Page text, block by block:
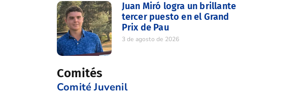
Juan Miró logra un brillante
tercer puesto en el Grand
Prix de Pau
3 de agosto de 2026
Comités
Comité Juvenil